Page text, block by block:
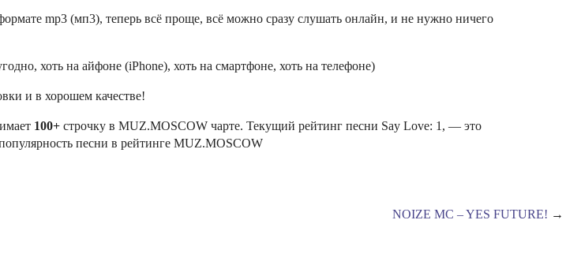
mp3 (мп3), теперь всё проще, всё можно сразу слушать онлайн, и не нужно ничего
хоть на айфоне (iPhone), хоть на смартфоне, хоть на телефоне)
и в хорошем качестве!
100+ строчку в MUZ.MOSCOW чарте. Текущий рейтинг песни Say Love: 1, — это
песни в рейтинге MUZ.MOSCOW
NOIZE MC – YES FUTURE! →